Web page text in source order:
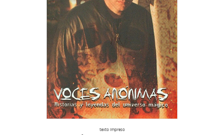
texto impreso